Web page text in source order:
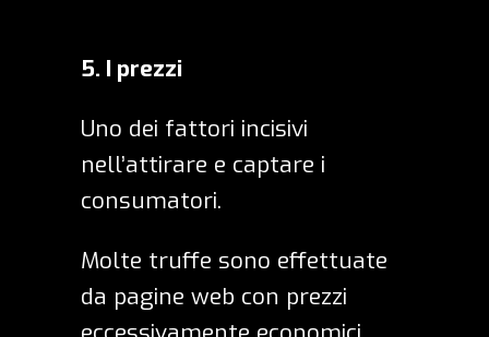
5. I prezzi
Uno dei fattori incisivi
nell’attirare e captare i
consumatori.
Molte truffe sono effettuate
da pagine web con prezzi